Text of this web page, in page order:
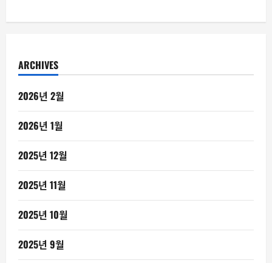
ARCHIVES
2026년 2월
2026년 1월
2025년 12월
2025년 11월
2025년 10월
2025년 9월